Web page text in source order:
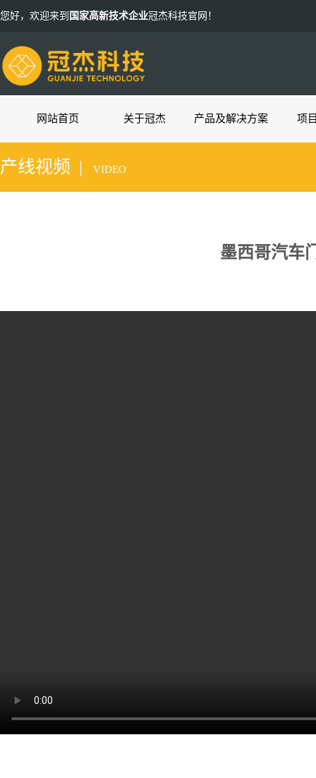
您好，欢迎来到 国家高新技术企业冠杰科技官网！
网站首页 关于冠杰 产品及解决方案 项
产线视频 | VIDEO
墨西哥汽车